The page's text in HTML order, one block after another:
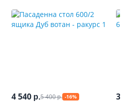
4 540 р.5 400р. -16% 3